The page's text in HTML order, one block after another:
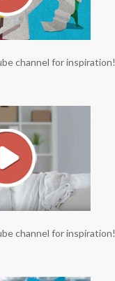
channel for inspiration!
channel for inspiration!